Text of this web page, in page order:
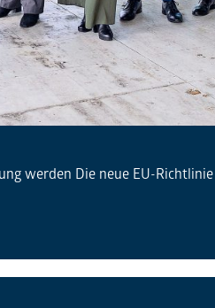
werden Die neue EU-